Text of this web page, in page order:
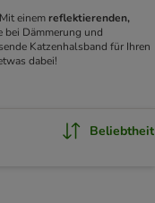
einem reflektierenden,
bei Dämmerung und
Katzenhalsband für Ihren
dabei!
Beliebtheit